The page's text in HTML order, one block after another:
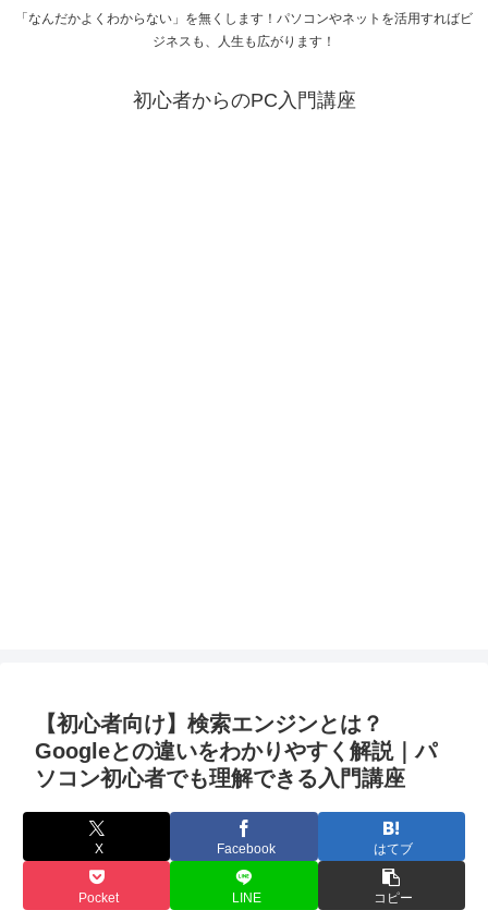
「なんだかよくわからない」を無くします！パソコンやネットを活用すればビ
ジネスも、人生も広がります！
初心者からのPC入門講座
【初心者向け】検索エンジンとは？
Googleとの違いをわかりやすく解説｜パ
ソコン初心者でも理解できる入門講座
X Facebook はてブ
Pocket LINE コピー